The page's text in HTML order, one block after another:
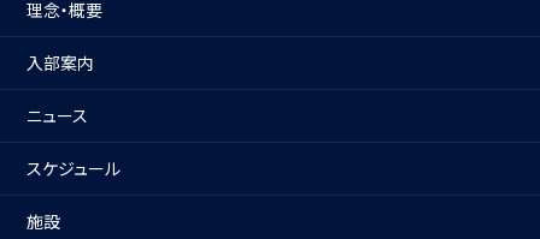
理念・概要
入部案内
ニュース
スケジュール
施設